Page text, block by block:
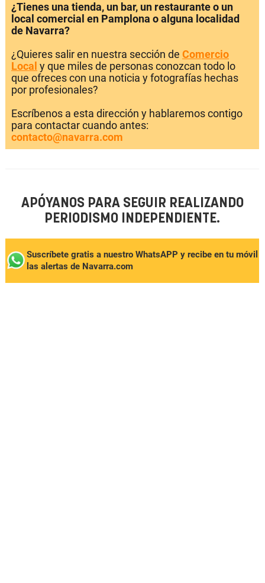
¿Tienes una tienda, un bar, un restaurante o un
local comercial en Pamplona o alguna localidad
de Navarra?
¿Quieres salir en nuestra sección de Comercio
Local y que miles de personas conozcan todo lo
que ofreces con una noticia y fotografías hechas
por profesionales?
Escríbenos a esta dirección y hablaremos contigo
para contactar cuando antes:
contacto@navarra.com
APÓYANOS PARA SEGUIR REALIZANDO
PERIODISMO INDEPENDIENTE.
Suscríbete gratis a nuestro WhatsAPP y recibe en tu móvil
las alertas de Navarra.com